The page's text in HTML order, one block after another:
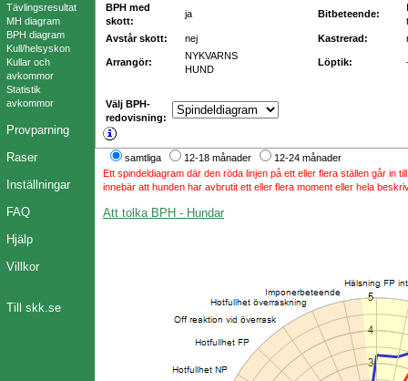
Tävlingsresultat
MH diagram
BPH diagram
Kull/helsyskon
Kullar och
avkommor
Statistik
avkommor
Provparning
Raser
Inställningar
FAQ
Hjälp
Villkor
Till skk.se
BPH med
skott:
ja Bitbeteende:
Avstår skott:
nej Kastrerad:
Arrangör:
NYKVARNS
HUND
Löptik:
Välj BPH-
redovisning:
samtliga 12-18 månader
12-24 månader
Ett spindeldiagram där den röda linjen på ett eller flera ställen går in
innebär att hunden har avbrutit ett eller flera moment eller hela
Att tolka BPH - Hundar